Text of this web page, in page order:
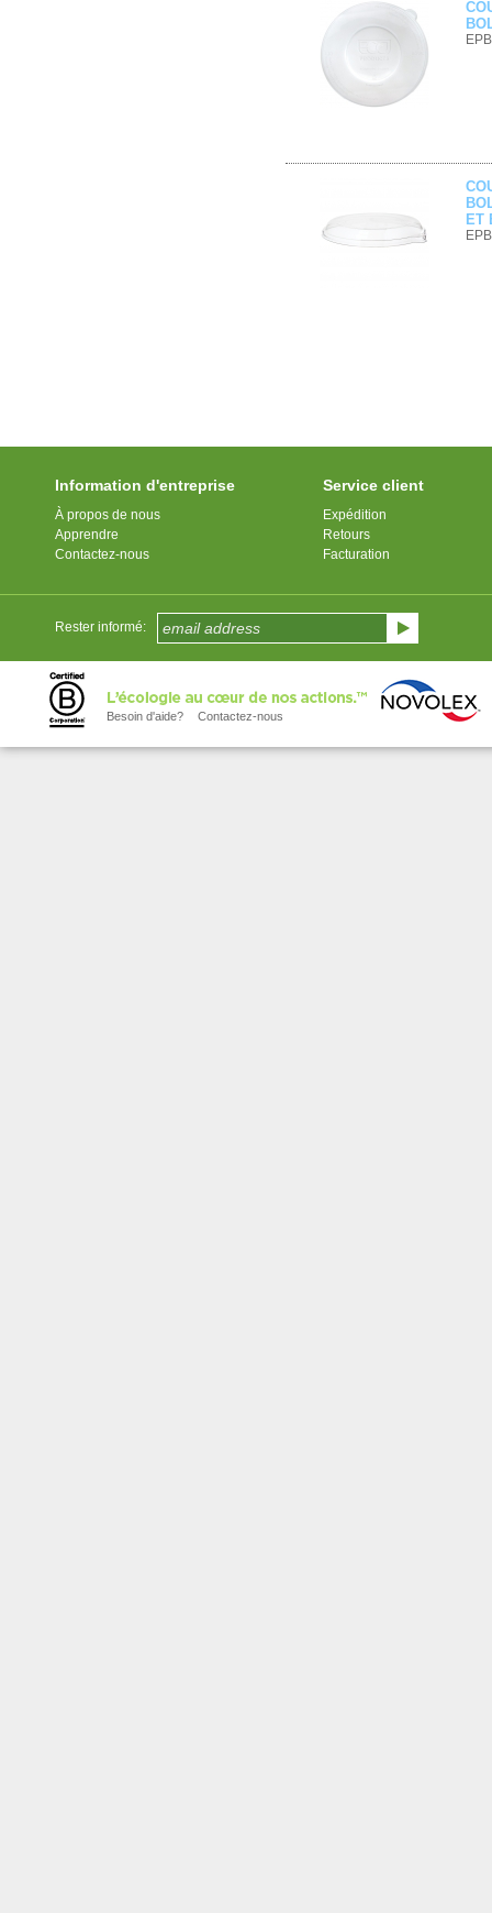
ET
Information d'entreprise
À propos de nous
Apprendre
Contactez-nous
Service client
Expédition
Retours
Facturation
Rester informé:
Besoin d'aide? Contactez-nous